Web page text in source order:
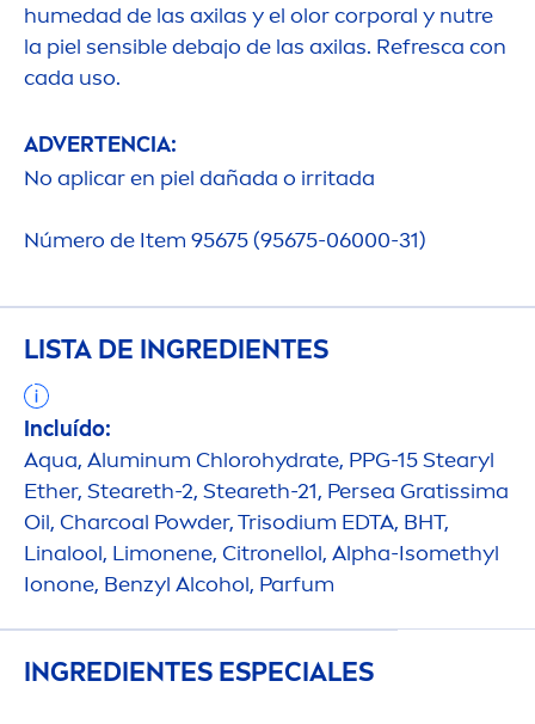
humedad de las axilas y el olor corporal y nutre
la piel sensible debajo de las axilas. Refresca con
cada uso.
ADVERTENCIA:
No aplicar en piel dañada o irritada
Número de Item 95675 (95675-06000-31)
LISTA DE INGREDIENTES
Incluído:
Aqua, Aluminum Chlorohydrate, PPG-15 Stearyl
Ether, Steareth-2, Steareth-21, Persea Gratissima
Oil, Charcoal Powder, Trisodium EDTA, BHT,
Linalool, Limonene, Citronellol, Alpha-Isomethyl
Ionone, Benzyl Alcohol, Parfum
INGREDIENTES ESPECIALES